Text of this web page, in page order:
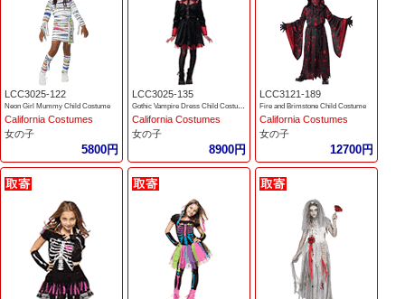
LCC3025-122
Neon Girl Mummy Child Costume
California Costumes
女の子
5800円
LCC3025-135
Gothic Vampire Dress Child Costume
California Costumes
女の子
8900円
LCC3121-189
Fire and Brimstone Child Costume
California Costumes
女の子
12700円